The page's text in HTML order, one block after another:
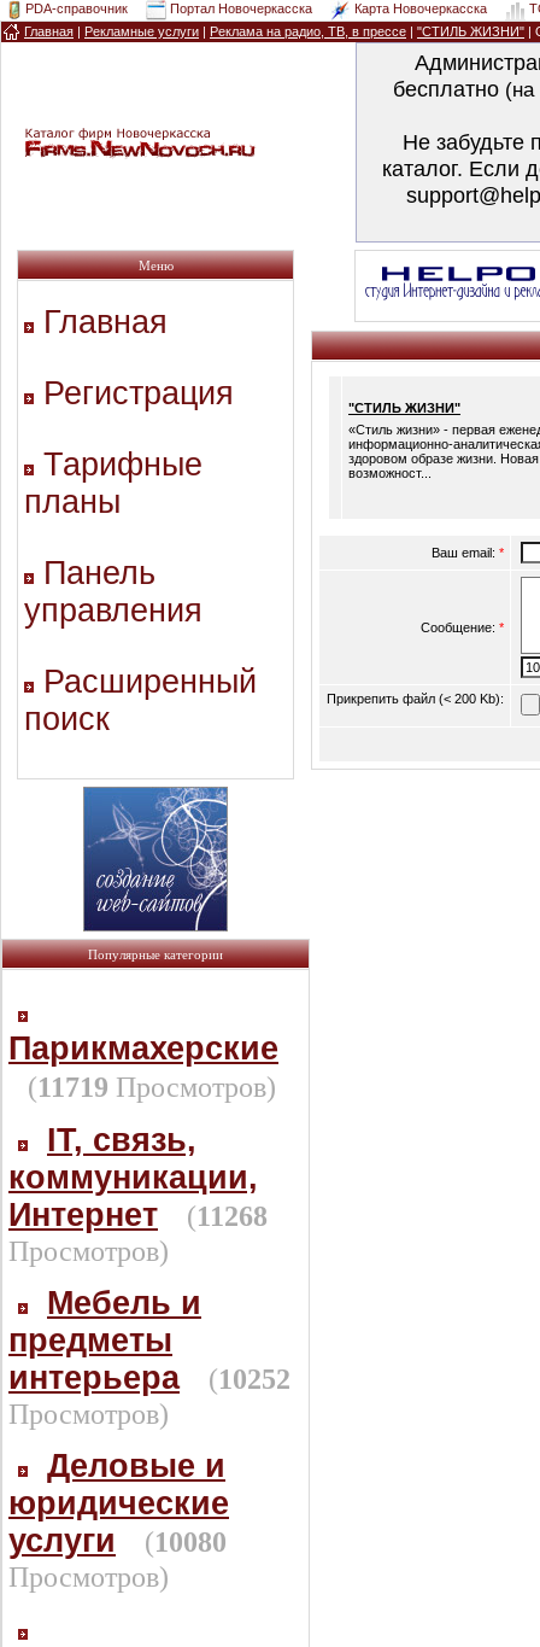
PDA-справочник Портал Новочеркасска Карта Новочеркасска
Главная | Рекламные услуги | Реклама на радио, ТВ, в прессе | "СТИЛЬ ЖИЗНИ" |
бесплатно
Не забудьте
каталог. Если
Меню
Главная
Регистрация
Тарифные
планы
Панель
управления
Расширенный
поиск
Популярные категории
Парикмахерские
(11719 Просмотров)
IT, связь,
коммуникации,
Интернет
(11268
Просмотров)
Мебель и
предметы
интерьера
(10252
Просмотров)
Деловые и
юридические
услуги
(10080
Просмотров)
"СТИЛЬ ЖИЗНИ"
«Стиль жизни» - первая
информационно-
здоровом образе жизни.
возможност...
Ваш email: *
Сообщение: *
Прикрепить файл (< 200 Kb):